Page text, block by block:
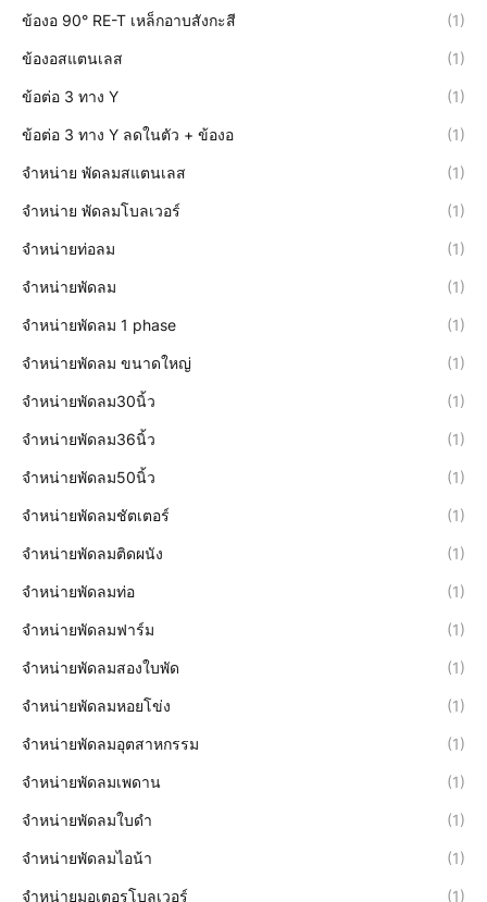
ข้องอ 90° RE-T เหล็กอาบสังกะสี (1)
ข้องอสแตนเลส (1)
ข้อต่อ 3 ทาง Y (1)
ข้อต่อ 3 ทาง Y ลดในตัว + ข้องอ (1)
จำหน่าย พัดลมสแตนเลส (1)
จำหน่าย พัดลมโบลเวอร์ (1)
จำหน่ายท่อลม (1)
จำหน่ายพัดลม (1)
จำหน่ายพัดลม 1 phase (1)
จำหน่ายพัดลม ขนาดใหญ่ (1)
จำหน่ายพัดลม30นิ้ว (1)
จำหน่ายพัดลม36นิ้ว (1)
จำหน่ายพัดลม50นิ้ว (1)
จำหน่ายพัดลมชัตเตอร์ (1)
จำหน่ายพัดลมติดผนัง (1)
จำหน่ายพัดลมท่อ (1)
จำหน่ายพัดลมฟาร์ม (1)
จำหน่ายพัดลมสองใบพัด (1)
จำหน่ายพัดลมหอยโข่ง (1)
จำหน่ายพัดลมอุตสาหกรรม (1)
จำหน่ายพัดลมเพดาน (1)
จำหน่ายพัดลมใบดำ (1)
จำหน่ายพัดลมไอน้า (1)
จำหน่ายมอเตอรโบลเวอร์ (1)